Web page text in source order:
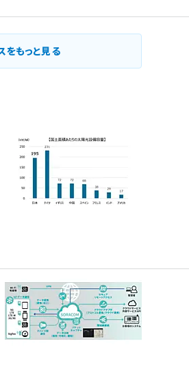
をもっと見る